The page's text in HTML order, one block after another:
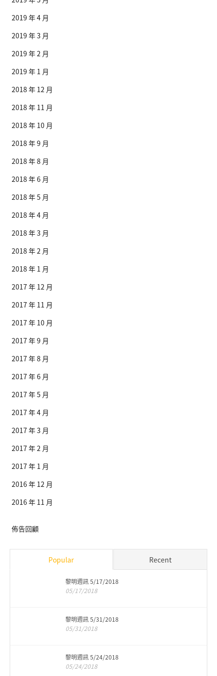
2019 年 4 月
2019 年 3 月
2019 年 2 月
2019 年 1 月
2018 年 12 月
2018 年 11 月
2018 年 10 月
2018 年 9 月
2018 年 8 月
2018 年 6 月
2018 年 5 月
2018 年 4 月
2018 年 3 月
2018 年 2 月
2018 年 1 月
2017 年 12 月
2017 年 11 月
2017 年 10 月
2017 年 9 月
2017 年 8 月
2017 年 6 月
2017 年 5 月
2017 年 4 月
2017 年 3 月
2017 年 2 月
2017 年 1 月
2016 年 12 月
2016 年 11 月
佈告回顧
Popular Recent
黎明週訊 5/17/2018
05/17/2018
黎明週訊 5/31/2018
05/31/2018
黎明週訊 5/24/2018
05/24/2018